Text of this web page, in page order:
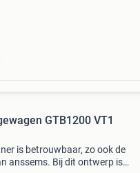
GTB1200 VT1
is betrouwbaar, zo ook de
anssems. Bij dit ontwerp is